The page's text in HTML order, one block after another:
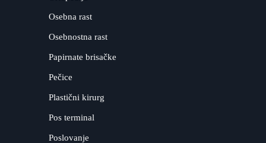
Osebna rast
Osebnostna rast
Papirnate brisačke
Pečice
Plastični kirurg
Pos terminal
Poslovanje